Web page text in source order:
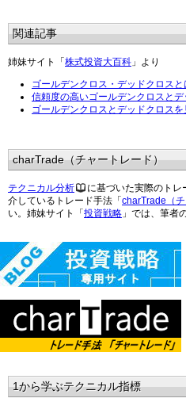
関連記事
姉妹サイト「 株式投資大百科 」より
ゴールデンクロス・デッドクロスと
信頼度の高いゴールデンクロスと
ゴールデンクロスとデッドクロス
charTrade（チャートレード）
テクニカル分析 に基づいた実際のトレ
介しているトレード手法「 charTrade（チ
い。姉妹サイト「 投資戦略 」では、筆者
1から学ぶテクニカル指標